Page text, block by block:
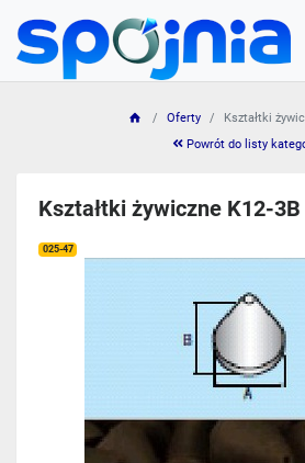
Oferty
Kształtki
Powrót do listy
Kształtki żywiczne K12-3B
025-47